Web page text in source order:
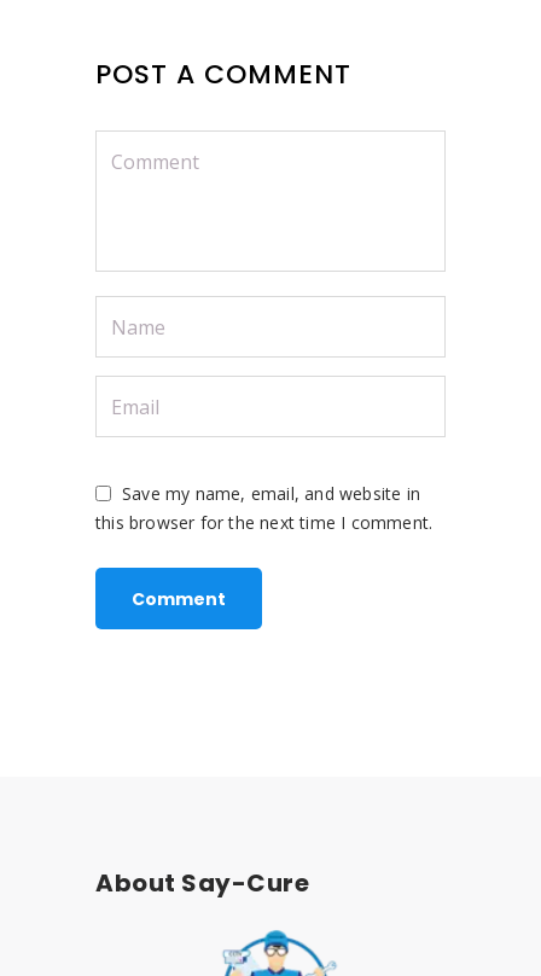
POST A COMMENT
Save my name, email, and website in
this browser for the next time I comment.
About Say-Cure